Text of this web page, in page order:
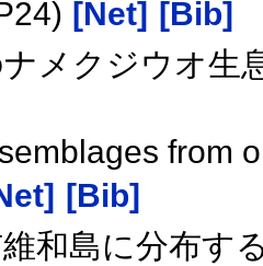
[Net]
[Bib]
メクジウオ生
from
[Bib]
和島に分布す